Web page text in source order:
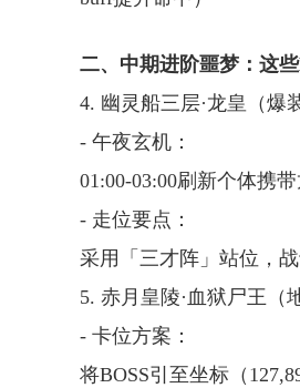
二、中期进阶噩梦：这
4. 幽灵船三层·龙皇（爆
- 午夜玄机：
01:00-03:00刷新个体携
- 走位要点：
采用「三才阵」站位，
5. 赤月皇陵·血狱尸王（
- 卡位方案：
将BOSS引至坐标（